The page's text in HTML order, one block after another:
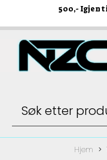
500,- Igjen
Hjem